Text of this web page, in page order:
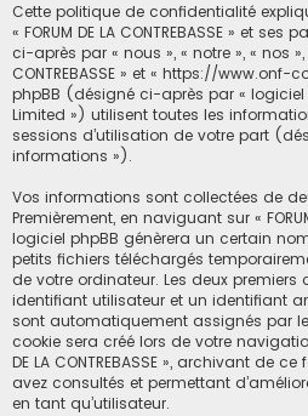
Cette politique de confidentialité
« FORUM DE LA CONTREBASSE » et
ci-après par « nous », « notre », « nos »,
CONTREBASSE » et « https://
phpBB (désigné ci-après par « logiciel
Limited ») utilisent toutes les
sessions d’utilisation de votre part
informations »).
Vos informations sont collectées de
Premièrement, en naviguant sur « FORUM
logiciel phpBB génèrera un certain
petits fichiers téléchargés
de votre ordinateur. Les deux premiers
identifiant utilisateur et un identifiant
sont automatiquement assignés par
cookie sera créé lors de votre
DE LA CONTREBASSE », archivant de
avez consultés et permettant
en tant qu’utilisateur.